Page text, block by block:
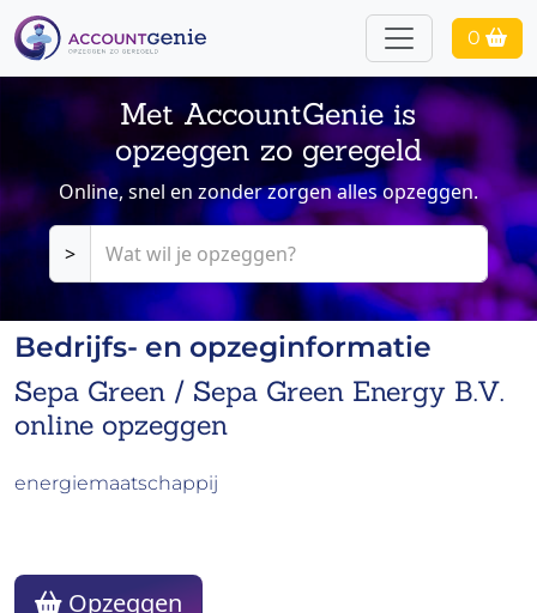
0
Met AccountGenie is
opzeggen zo geregeld
Online, snel en zonder zorgen alles opzeggen.
>
Bedrijfs- en opzeginformatie
Sepa Green / Sepa Green Energy B.V.
online opzeggen
energiemaatschappij
Opzeggen